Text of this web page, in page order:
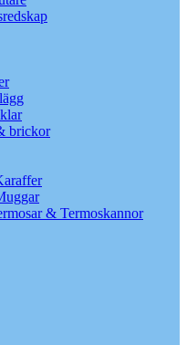
brickor
& Termoskannor